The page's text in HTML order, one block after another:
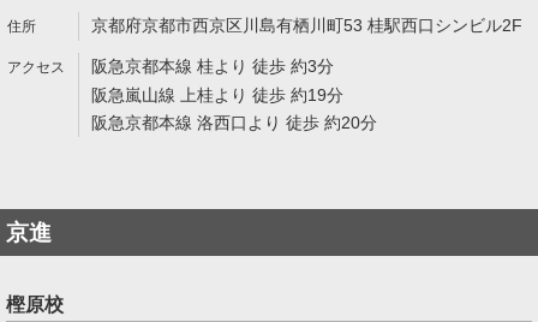
京都府京都市西京区川島有栖川町53 桂駅西口シンビル2F
阪急京都本線 桂より 徒歩 約3分
阪急嵐山線 上桂より 徒歩 約19分
阪急京都本線 洛西口より 徒歩 約20分
京進
樫原校